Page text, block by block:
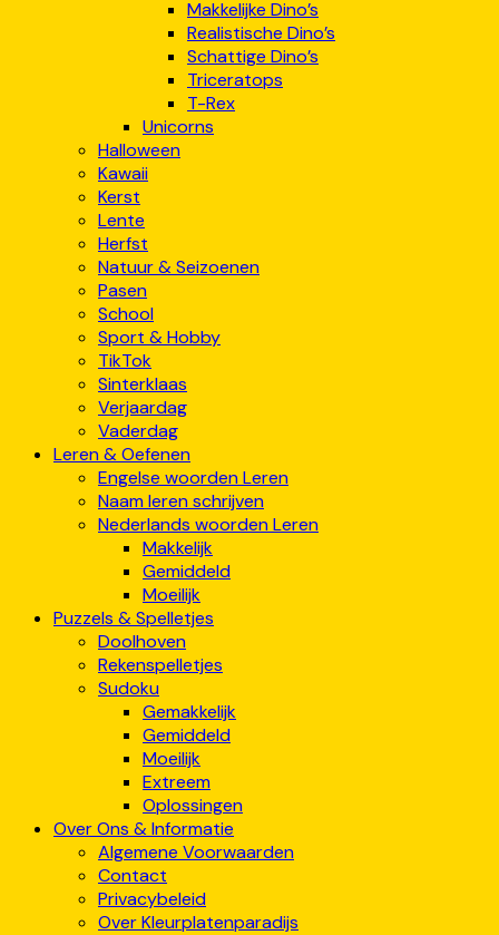
Makkelijke Dino’s
Realistische Dino’s
Schattige Dino’s
Triceratops
T-Rex
Unicorns
Halloween
Kawaii
Kerst
Lente
Herfst
Natuur & Seizoenen
Pasen
School
Sport & Hobby
TikTok
Sinterklaas
Verjaardag
Vaderdag
Leren & Oefenen
Engelse woorden Leren
Naam leren schrijven
Nederlands woorden Leren
Makkelijk
Gemiddeld
Moeilijk
Puzzels & Spelletjes
Doolhoven
Rekenspelletjes
Sudoku
Gemakkelijk
Gemiddeld
Moeilijk
Extreem
Oplossingen
Over Ons & Informatie
Algemene Voorwaarden
Contact
Privacybeleid
Over Kleurplatenparadijs